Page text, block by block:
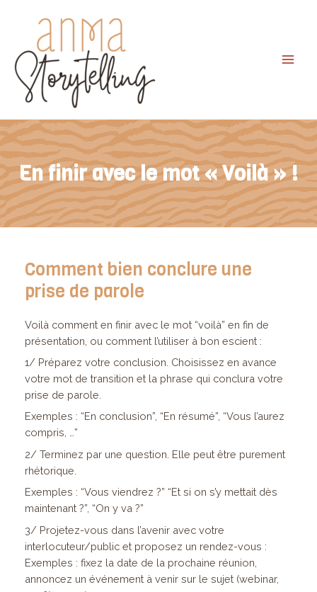
contenu
En finir avec le mot « Voilà » !
Comment bien conclure une
prise de parole
Voilà comment en finir avec le mot “voilà” en fin de
présentation, ou comment l’utiliser à bon escient :
1/ Préparez votre conclusion. Choisissez en avance
votre mot de transition et la phrase qui conclura votre
prise de parole.
Exemples : “En conclusion”, “En résumé”, “Vous l’aurez
compris, …”
2/ Terminez par une question. Elle peut être purement
rhétorique.
Exemples : “Vous viendrez ?” “Et si on s’y mettait dès
maintenant ?”, “On y va ?”
3/ Projetez-vous dans l’avenir avec votre
interlocuteur/public et proposez un rendez-vous :
Exemples : fixez la date de la prochaine réunion,
annoncez un événement à venir sur le sujet (webinar,